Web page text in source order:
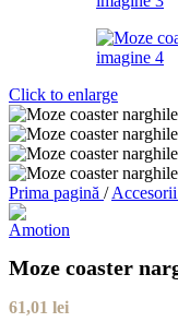
Click to enlarge
Prima pagină / Accesorii
Moze coaster
61,01 lei